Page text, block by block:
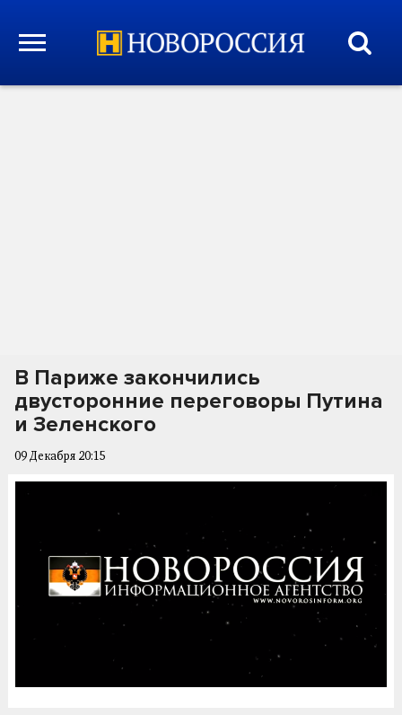
В Париже закончились
двусторонние переговоры Путина
и Зеленского
09 Декабря 20:15